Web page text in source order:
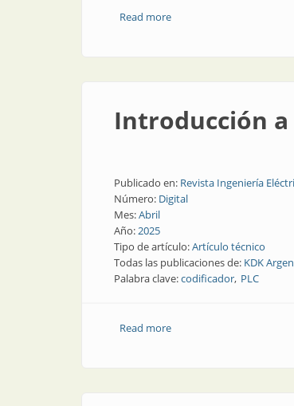
Read moreabout IO-Link: qué es y
Introducción
Publicado en: Revista Ingeniería
Número: Digital
Mes:Abril
Año:2025
Tipo de artículo:Artículo técnico
Todas las publicaciones de: KDK
Palabra clave:codificador PLC
Read moreabout Introducción a los